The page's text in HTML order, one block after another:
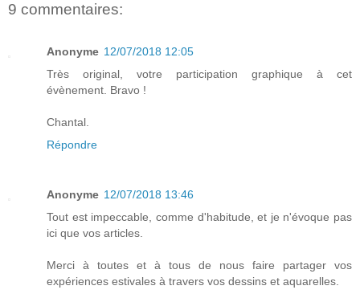
9 commentaires:
Anonyme 12/07/2018 12:05
Très original, votre participation graphique à cet
évènement. Bravo !
Chantal.
Répondre
Anonyme 12/07/2018 13:46
Tout est impeccable, comme d'habitude, et je n'évoque pas
ici que vos articles.
Merci à toutes et à tous de nous faire partager vos
expériences estivales à travers vos dessins et aquarelles.